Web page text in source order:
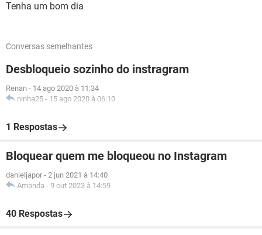
Tenha um bom dia
Conversas semelhantes
Desbloqueio sozinho do instragram
Renan - 14 ago 2020 à 11:34
ninha25 - 15 ago 2020 à 06:10
1 Respostas
Bloquear quem me bloqueou no Instagram
danieljapor - 2 jun 2021 à 14:40
Amanda - 9 out 2023 à 14:59
40 Respostas